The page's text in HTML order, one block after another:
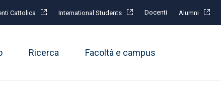
Cattolica International Students Docenti Alumni
Ricerca Facoltà e campus